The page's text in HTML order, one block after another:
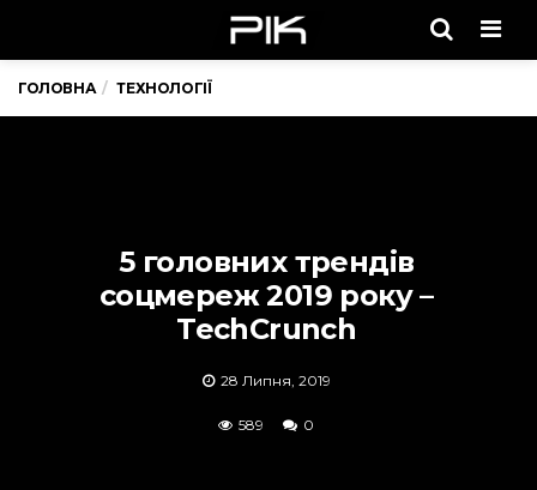
ГОЛОВНА ТЕХНОЛОГІЇ
5 головних трендів
соцмереж 2019 року –
TechСrunch
28 Липня, 2019
589 0